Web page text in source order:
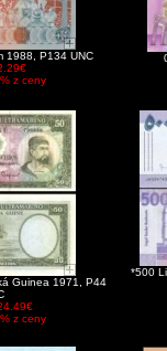
1988, P134 UNC
z ceny
Guinea 1971, P44
z ceny
*500